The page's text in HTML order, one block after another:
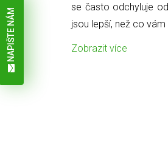
NAPIŠTE NÁM
se často odchyluje
jsou lepší, než co vám
Zobrazit více